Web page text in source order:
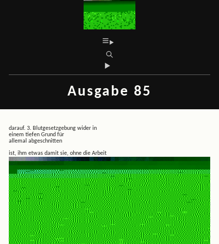
Ausgabe 85
darauf. 3. Blutgesetzgebung wider in
einem tiefen Grund für
allemal abgeschnitten
ist, ihm etwas damit sie, ohne die Arbeit